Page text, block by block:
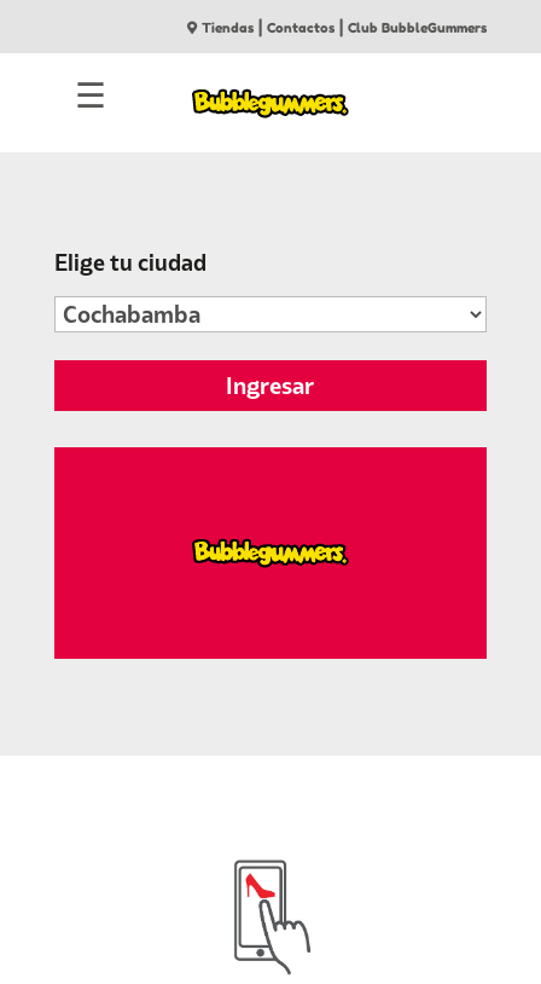
Tiendas |Contactos |Club BubbleGummers
☰
Elige tu ciudad
Ingresar